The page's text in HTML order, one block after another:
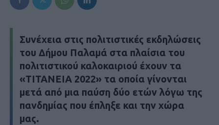
Συνέχεια στις πολιτιστικές εκδηλώσεις
του Δήμου Παλαμά στα πλαίσια του
πολιτιστικού καλοκαιριού έχουν τα
«ΤΙΤΑΝΕΙΑ 2022» τα οποία γίνονται
μετά από μια παύση δύο ετών λόγω της
πανδημίας που έπληξε και την χώρα
μας.